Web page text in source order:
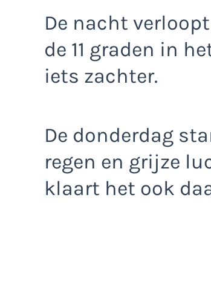
De nacht
de 11 graden in
iets zachter.
De donderdag
regen en grijze
klaart het ook